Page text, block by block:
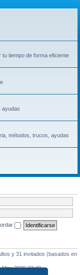
tiempo de forma eficiente
ayudas
métodos, trucos, ayudas
y 31 invitados (basados en
May 2026 22:40